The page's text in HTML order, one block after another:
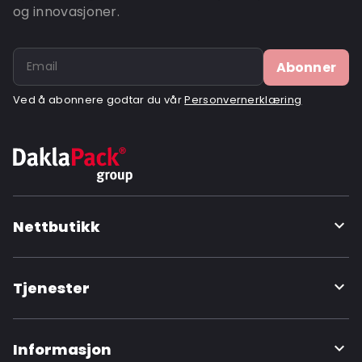
og innovasjoner.
Abonner
Ved å abonnere godtar du vårPersonvernerklæring
Nettbutikk
Tjenester
Informasjon